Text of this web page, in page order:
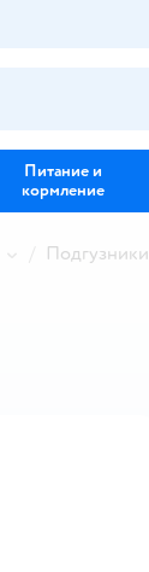
Питание и
кормление
Подгузники